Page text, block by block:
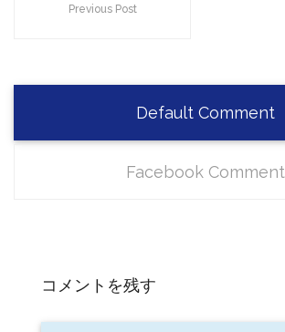
Previous Post
Default Comment
Facebook Comment
コメントを残す